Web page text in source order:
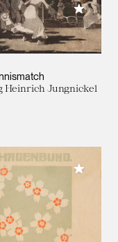
Heinrich Jungnickel
Meiner
hinzufügen Meiner